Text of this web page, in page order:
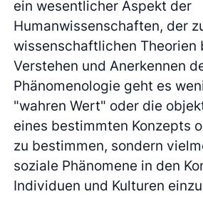
ein wesentlicher Aspekt der
Humanwissenschaften, der
wissenschaftlichen Theorien
Verstehen und Anerkennen
Phänomenologie geht es
"wahren Wert" oder die
eines bestimmten Konzepts
zu bestimmen, sondern
soziale Phänomene in den
Individuen und Kulturen